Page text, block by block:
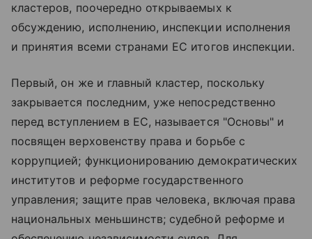
кластеров, поочередно открываемых к
обсуждению, исполнению, инспекции исполнения
и принятия всеми странами ЕС итогов инспекции.
Первый, он же и главный кластер, поскольку
закрывается последним, уже непосредственно
перед вступлением в ЕС, называется "Основы" и
посвящен верховенству права и борьбе с
коррупцией; функционированию демократических
институтов и реформе государственного
управления; защите прав человека, включая права
национальных меньшинств; судебной реформе и